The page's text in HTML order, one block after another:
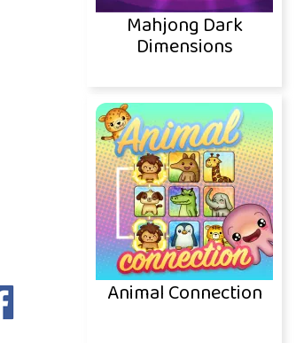
Mahjong Dark
Dimensions
Animal Connection